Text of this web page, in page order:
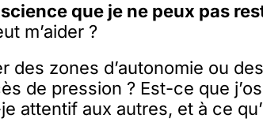
que je ne peux pas
m’aider ?
des zones d’autonomie ou
de pression ? Est-ce que
attentif aux autres, et à ce